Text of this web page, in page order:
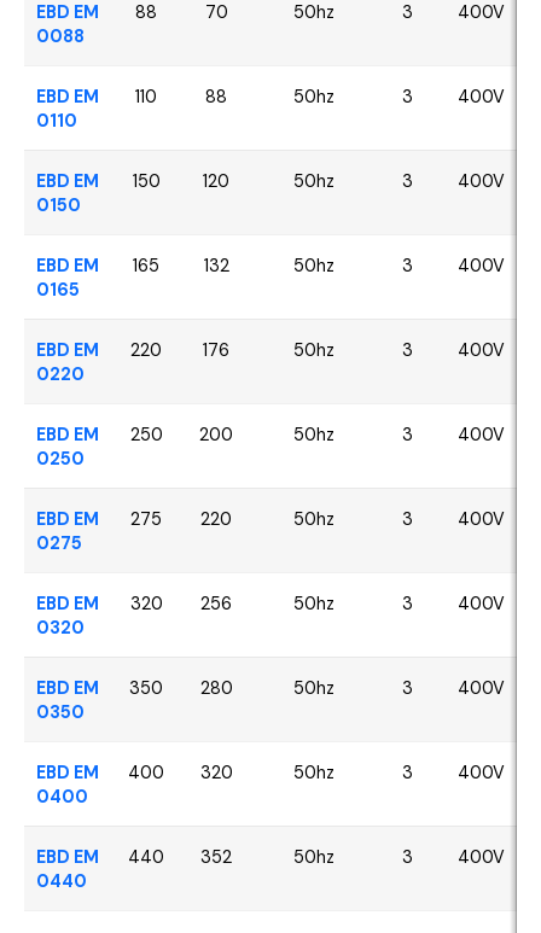
EBD EM
0088
88 70 50hz 3 400V
EBD EM
0110
110 88 50hz 3 400V
EBD EM
0150
150 120 50hz 3 400V
EBD EM
0165
165 132 50hz 3 400V
EBD EM
0220
220 176 50hz 3 400V
EBD EM
0250
250 200 50hz 3 400V
EBD EM
0275
275 220 50hz 3 400V
EBD EM
0320
320 256 50hz 3 400V
EBD EM
0350
350 280 50hz 3 400V
EBD EM
0400
400 320 50hz 3 400V
EBD EM
0440
440 352 50hz 3 400V